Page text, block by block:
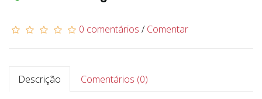
0 comentários /Comentar
Descrição Comentários (0)